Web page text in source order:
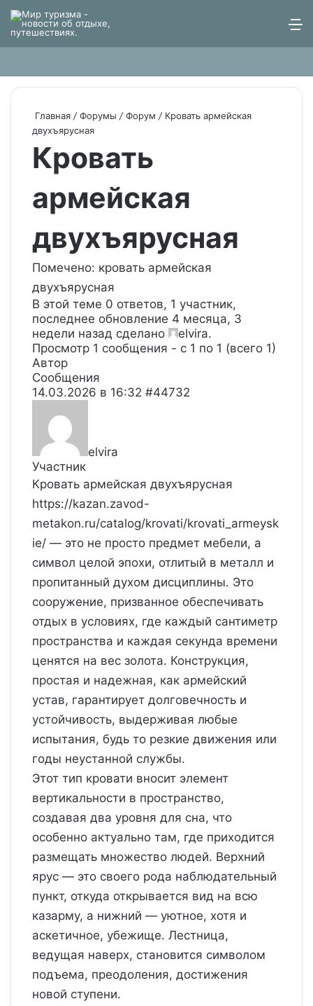
Найти
Главная / Форумы / Форум / Кровать армейская
двухъярусная
Кровать
армейская
двухъярусная
Помечено: кровать армейская
двухъярусная
В этой теме 0 ответов, 1 участник,
последнее обновление 4 месяца, 3
недели назад сделано elvira.
Просмотр 1 сообщения - с 1 по 1 (всего 1)
Автор
Сообщения
14.03.2026 в 16:32 #44732
elvira
Участник
Кровать армейская двухъярусная
https://kazan.zavod-
metakon.ru/catalog/krovati/krovati_armeysk
ie/ — это не просто предмет мебели, а
символ целой эпохи, отлитый в металл и
пропитанный духом дисциплины. Это
сооружение, призванное обеспечивать
отдых в условиях, где каждый сантиметр
пространства и каждая секунда времени
ценятся на вес золота. Конструкция,
простая и надежная, как армейский
устав, гарантирует долговечность и
устойчивость, выдерживая любые
испытания, будь то резкие движения или
годы неустанной службы.
Этот тип кровати вносит элемент
вертикальности в пространство,
создавая два уровня для сна, что
особенно актуально там, где приходится
размещать множество людей. Верхний
ярус — это своего рода наблюдательный
пункт, откуда открывается вид на всю
казарму, а нижний — уютное, хотя и
аскетичное, убежище. Лестница,
ведущая наверх, становится символом
подъема, преодоления, достижения
новой ступени.